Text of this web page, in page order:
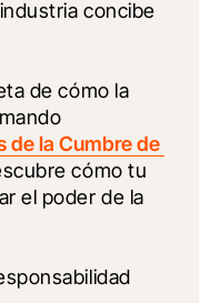
concibe
de cómo la
de la Cumbre de
cómo tu
el poder de la